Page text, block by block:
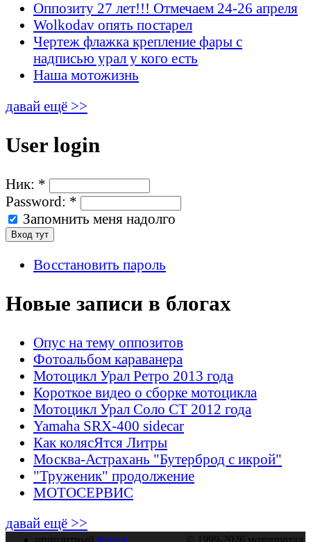
Оппозиту 27 лет!!! Отмечаем 24-26 апреля
Wolkodav опять постарел
Чертеж флажка крепление фары с
надписью урал у кого есть
Наша мотожизнь
давай ещё >>
User login
Ник: *
Password: *
Запомнить меня надолго
Восстановить пароль
Новые записи в блогах
Опус на тему оппозитов
Фотоальбом караванера
Мотоцикл Урал Ретро 2013 года
Короткое видео о сборке мотоцикла
Мотоцикл Урал Соло СТ 2012 года
Yamaha SRX-400 sidecar
Как колясЯтся Литры
Москва-Астрахань "Бутерброд с икрой"
"Труженик" продолжение
МОТОСЕРВИС
давай ещё >>